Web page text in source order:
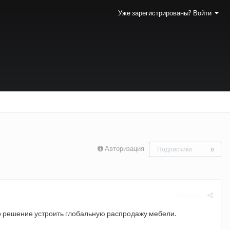
Уже зарегистрированы? Войти
Авторизация Подписчики 0
устроить глобальную распродажу мебели.